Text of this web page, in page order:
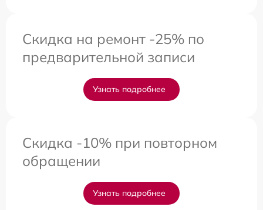
Скидка на ремонт -25% по
предварительной записи
Узнать подробнее
Скидка -10% при повторном
обращении
Узнать подробнее